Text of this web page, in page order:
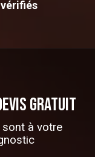
vérifiés
GRATUIT
sont à votre